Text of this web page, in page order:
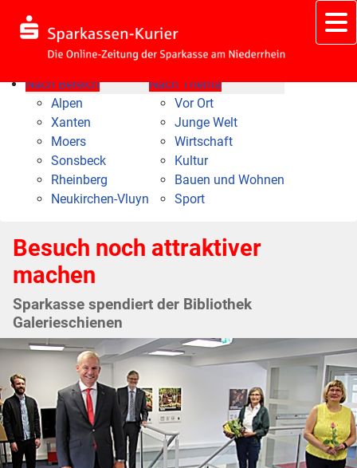
Nach Bereich
Alpen
Xanten
Moers
Sonsbeck
Rheinberg
Neukirchen-Vluyn
Nach Thema
Vor Ort
Junge Welt
Wirtschaft
Kultur
Bauen und Wohnen
Sport
Besuch noch attraktiver
machen
Sparkasse spendiert der Bibliothek
Galerieschienen